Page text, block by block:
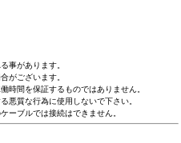
事があります。
がございます。
時間を保証するものではありません。
悪質な行為に使用しないで下さい。
ーブルでは接続はできません。